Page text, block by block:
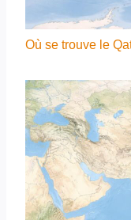
Où se trouve le